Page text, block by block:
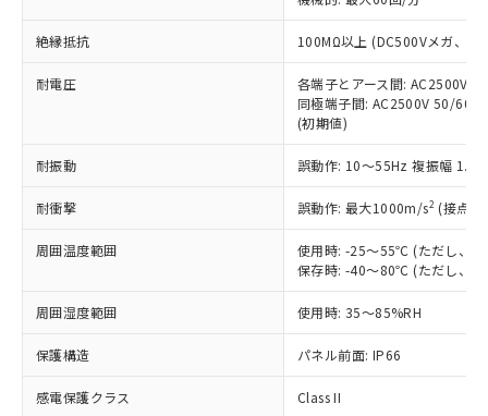
絶縁抵抗 100MΩ以上 (DC500Vメガ、点
耐電圧
各端子とアース間: AC2500V
同極端子間: AC2500V 50/
(初期値)
耐振動 誤動作: 10～55Hz 複振幅
耐衝撃 誤動作: 最大1000m/s2 (接点
周囲温度範囲
使用時: -25～55℃ (ただし、氷
保存時: -40～80℃ (ただし、氷
周囲湿度範囲 使用時: 35～85%RH
保護構造 パネル前面: IP66
感電保護クラス Class II
様のお取引先、またはお客様担当のオ
ムロン制御機器販売店・当社販売員に
オムロン制御機器販売店や当社販売拠
販売ネットワーク
」をご確認
在庫状況および標準価格結果を当社の
事前の承諾なく第三者に漏洩または開
示しないようお願いします。
マイパーツ機能（部品リスト作成サー
ビス）をご利用いただくには、I-Web
メンバーズにご登録されている必要が
お客様が当ウェブサイト上で当社にご
登録された部品リストについて、当社
および当社の共同利用者が、当社の製
品・サービスに関するお客様との取
引・商談に必要な範囲で利用すること
ルベンジル（BBP） 1000ppm以下、フタル酸ジブチル
（DBP） 1000ppm以下、フタル酸ジイソブチル
(DIBP) 1000ppm以下
但し、RoHS指令で産業用監視および制御機器に対する
フタル酸エステル類の４物質については閾値を超える意
図的な使用がないことを確認しています。
部品在庫の切り替え状況などにより、予定
月が前後することがあります。
※3 非含有証明書ダウンロード
下記の非含有証明書をダウンロードするこ
とができます。
DBP(フタル酸ジブチル) : 1000ppm、 DIBP(フタル酸ジ
イソブチル) : 1000ppm、 BBP(フタル酸ブチルベンジ
ル) : 1000ppm、
DEHP(フタル酸ビス(2-エチルヘキシル)) : 1000ppm
「ｅ」：有害物質（10物質）のすべてが基
準値以下であることを示します。
「10」：通常の使用状況下において有害物
質が外部に漏えいし、環境に深刻な影響を
及ぼさない年数を意味します。
「－」：未確認です。当社販売部門へお問
い合わせください。
全に破砕するなど、違法に輸出されな
いよう必要な手段を講じます。
当社は貴社製品を、核兵器、ミサイ
ル、化学兵器、生物兵器またはその他
武器並びにこれらの製造装置等に一切
当社は、貴社製品を第三者に販売する
場合は、上記1、2および3の内容を当
該第三者に通知します。また当社は、
販売先および販売に係わる関係者が違
法に輸出するおそれがある場合は、取
り引きをいたしません。
キャンセル
一定数には満たないが在庫あり
在庫なし(最新の在庫状況につ
いては、お客様のお取引先、ま
たはお客様担当のオムロン制御
機器販売店・当社販売員にご確
白
受注生産機種、また在庫状況の
情報を公開していない機種